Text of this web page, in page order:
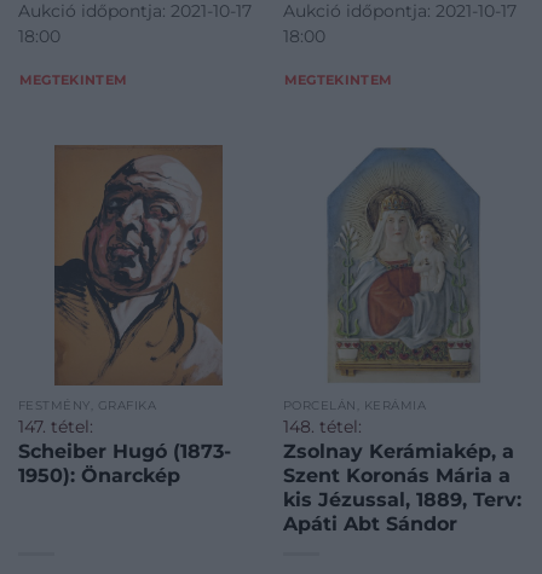
Aukció időpontja: 2021-10-17
18:00
MEGTEKINTEM
Aukció időpontja: 2021-10-17
18:00
MEGTEKINTEM
FESTMÉNY, GRAFIKA
147. tétel:
Scheiber Hugó (1873-
1950): Önarckép
PORCELÁN, KERÁMIA
148. tétel:
Zsolnay Kerámiakép, a
Szent Koronás Mária a
kis Jézussal, 1889, Terv:
Apáti Abt Sándor